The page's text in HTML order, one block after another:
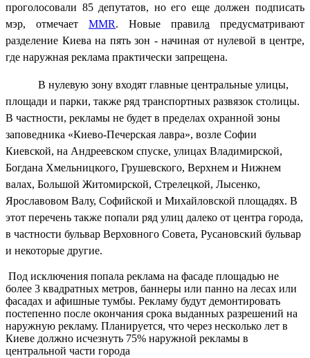
проголосовали 85 депутатов, но его еще должен подписать
мэр, отмечает MMR. Новые правила предусматривают
разделение Киева на пять зон - начиная от нулевой в центре,
где наружная реклама практически запрещена.
В нулевую зону входят главные центральные улицы,
площади и парки, также ряд транспортных развязок столицы.
В частности, рекламы не будет в пределах охранной зоны
заповедника «Киево-Печерская лавра», возле Софии
Киевской, на Андреевском спуске, улицах Владимирской,
Богдана Хмельницкого, Грушевского, Верхнем и Нижнем
валах, Большой Житомирской, Стрелецкой, Лысенко,
Ярославовом Валу, Софийской и Михайловской площадях. В
этот перечень также попали ряд улиц далеко от центра города,
в частности бульвар Верховного Совета, Русановский бульвар
и некоторые другие.
Под исключения попала реклама на фасаде площадью не
более 3 квадратных метров, баннеры или панно на лесах или
фасадах и афишные тумбы. Рекламу будут демонтировать
постепенно после окончания срока выданных разрешений на
наружную рекламу. Планируется, что через несколько лет в
Киеве должно исчезнуть 75% наружной рекламы в
центральной части города